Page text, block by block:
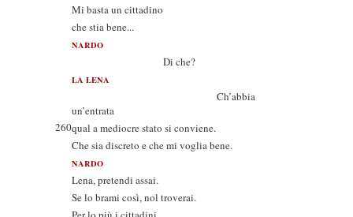
Mi basta un cittadino
che stia bene...
NARDO
Di che?
LA LENA
Ch’abbia
un’entrata
260qual a mediocre stato si conviene.
Che sia discreto e che mi voglia bene.
NARDO
Lena, pretendi assai.
Se lo brami così, nol troverai.